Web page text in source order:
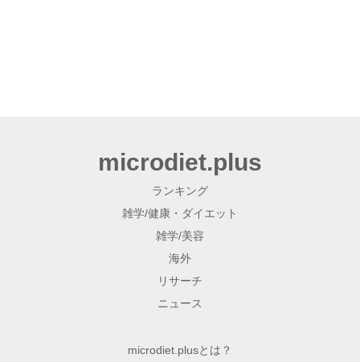
microdiet.plus
ランキング
雑学/健康・ダイエット
雑学/美容
海外
リサーチ
ニュース
microdiet.plusとは？